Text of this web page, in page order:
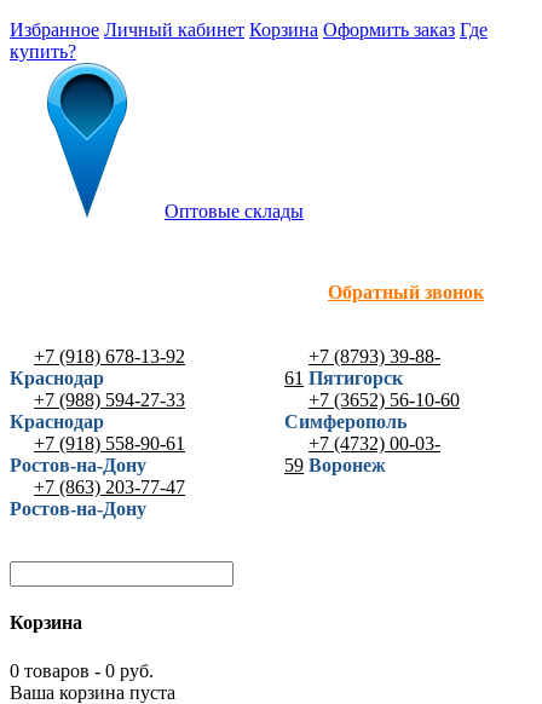
Избранное Личный кабинет Корзина Оформить заказ Где
купить?
Оптовые склады
Обратный звонок
+7 (918) 678-13-92
Краснодар
+7 (988) 594-27-33
Краснодар
+7 (918) 558-90-61
Ростов-на-Дону
+7 (863) 203-77-47
Ростов-на-Дону
+7 (8793) 39-88-
61 Пятигорск
+7 (3652) 56-10-60
Симферополь
+7 (4732) 00-03-
59 Воронеж
Корзина
0 товаров - 0 руб.
Ваша корзина пуста